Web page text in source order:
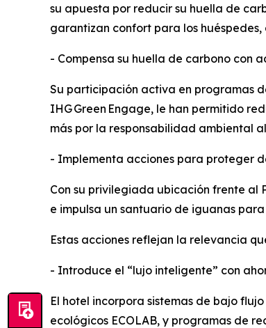
su apuesta por reducir su huella de
garantizan confort para los
- Compensa su huella de carbono con
Su participación activa en programas
IHG Green Engage, le han permitido
más por la responsabilidad ambiental
- Implementa acciones para proteger
Con su privilegiada ubicación frente al
e impulsa un santuario de iguanas
Estas acciones reflejan la relevancia
- Introduce el “lujo inteligente” con
El hotel incorpora sistemas de bajo
ecológicos ECOLAB, y programas de